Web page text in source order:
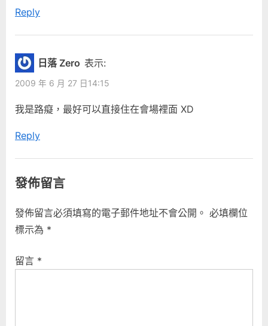
Reply
日落 Zero 表示:
2009 年 6 月 27 日14:15
我是路癡，最好可以直接住在會場裡面 XD
Reply
發佈留言
發佈留言必須填寫的電子郵件地址不會公開。 必填欄位
標示為 *
留言 *